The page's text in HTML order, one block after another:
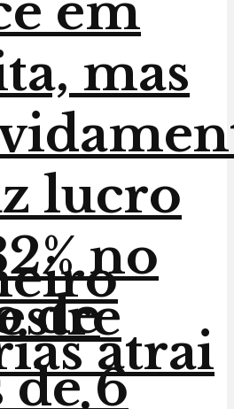
de
atrai
de 6
mas
lucro
no